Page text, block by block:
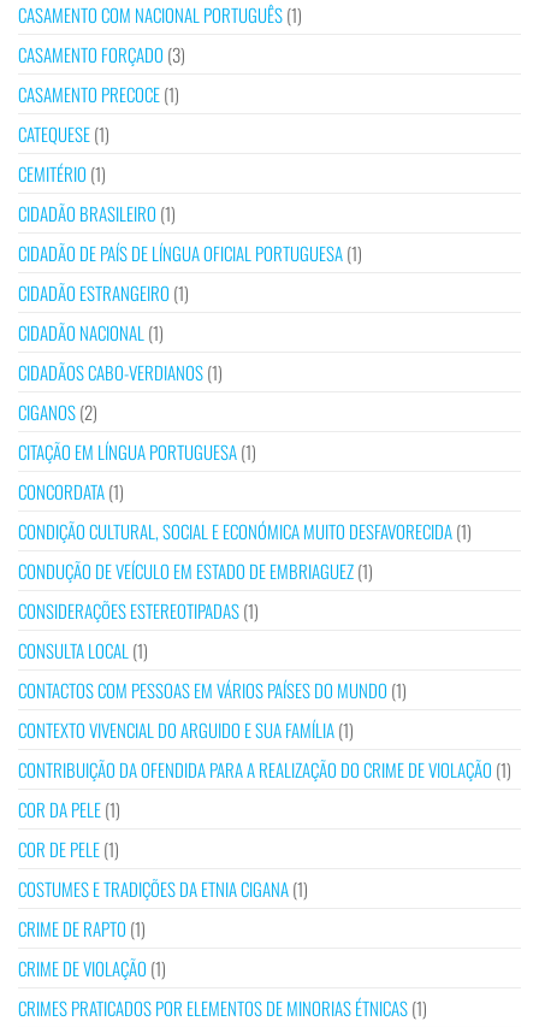
CASAMENTO COM NACIONAL PORTUGUÊS(1)
CASAMENTO FORÇADO (3)
CASAMENTO PRECOCE(1)
CATEQUESE(1)
CEMITÉRIO (1)
CIDADÃO BRASILEIRO (1)
CIDADÃO DE PAÍS DE LÍNGUA OFICIAL PORTUGUESA(1)
CIDADÃO ESTRANGEIRO (1)
CIDADÃO NACIONAL (1)
CIDADÃOS CABO-VERDIANOS(1)
CIGANOS(2)
CITAÇÃO EM LÍNGUA PORTUGUESA(1)
CONCORDATA(1)
CONDIÇÃO CULTURAL, SOCIAL E ECONÓMICA MUITO DESFAVORECIDA(1)
CONDUÇÃO DE VEÍCULO EM ESTADO DE EMBRIAGUEZ(1)
CONSIDERAÇÕES ESTEREOTIPADAS(1)
CONSULTA LOCAL (1)
CONTACTOS COM PESSOAS EM VÁRIOS PAÍSES DO MUNDO (1)
CONTEXTO VIVENCIAL DO ARGUIDO E SUA FAMÍLIA(1)
CONTRIBUIÇÃO DA OFENDIDA PARA A REALIZAÇÃO DO CRIME DE VIOLAÇÃO (1)
COR DA PELE(1)
COR DE PELE(1)
COSTUMES E TRADIÇÕES DA ETNIA CIGANA(1)
CRIME DE RAPTO (1)
CRIME DE VIOLAÇÃO (1)
CRIMES PRATICADOS POR ELEMENTOS DE MINORIAS ÉTNICAS(1)